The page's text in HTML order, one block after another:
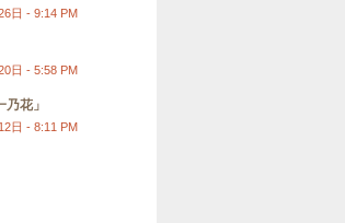
日 - 9:14 PM
日 - 5:58 PM
花」
日 - 8:11 PM